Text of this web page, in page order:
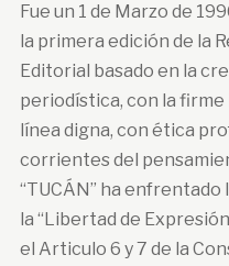
Fue un 1 de Marzo de
la primera edición de la
Editorial basado en la
periodística, con la
línea digna, con ética
corrientes del
“TUCÁN” ha
la “Libertad de
el Articulo 6 y 7 de la